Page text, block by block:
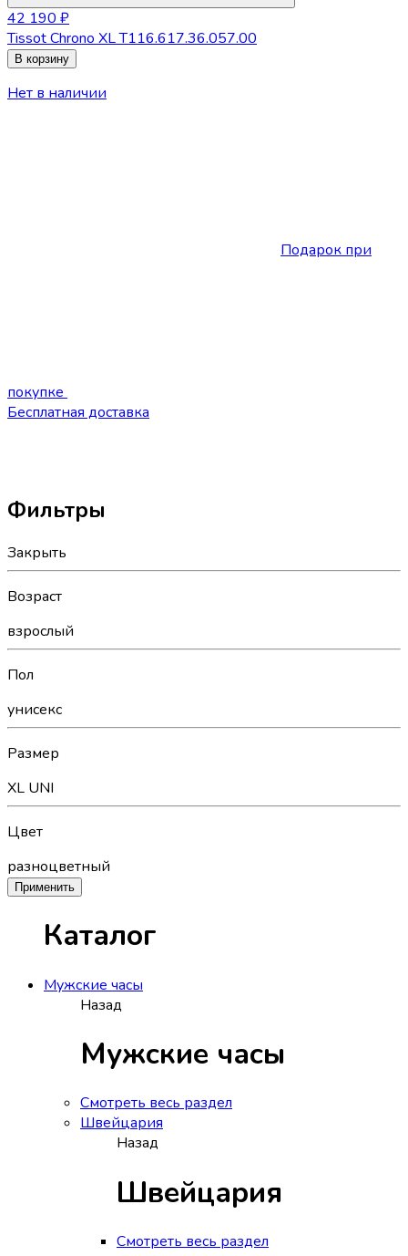
42 190 ₽
Tissot Chrono XL T116.617.36.057.00
В корзину
Нет в наличии
Подарок при
покупке
Бесплатная доставка
Фильтры
Закрыть
Возраст
взрослый
Пол
унисекс
Размер
XL UNI
Цвет
разноцветный
Применить
Каталог
Мужские часы
Назад
Мужские часы
Смотреть весь раздел
Швейцария
Назад
Швейцария
Смотреть весь раздел